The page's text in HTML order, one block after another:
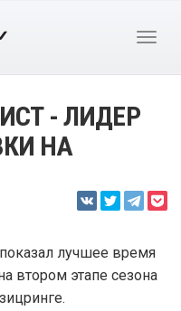
- ЛИДЕР
НА
лучшее время
втором этапе сезона